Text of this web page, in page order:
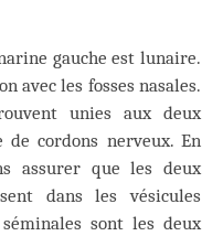
gauche est lunaire.
avec les fosses nasales.
unies aux deux
de cordons nerveux. En
assurer que les deux
dans les vésicules
sont les deux